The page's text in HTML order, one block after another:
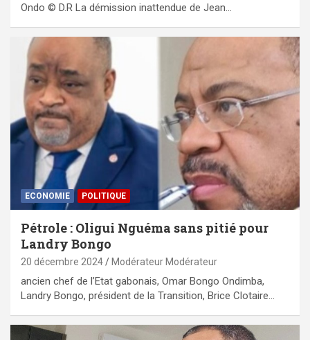
Ondo © D.R La démission inattendue de Jean…
ECONOMIE POLITIQUE
Pétrole : Oligui Nguéma sans pitié pour
Landry Bongo
20 décembre 2024 Modérateur Modérateur
ancien chef de l’Etat gabonais, Omar Bongo Ondimba,
Landry Bongo, président de la Transition, Brice Clotaire…